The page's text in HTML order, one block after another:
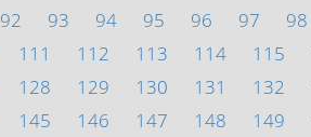
92 93 94 95 96 97 98
111 112 113 114 115
128 129 130 131 132
145 146 147 148 149